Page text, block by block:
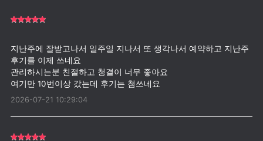
지난주에 잘받고나서 일주일 지나서 또 생각나서 예약하고 지난주
후기를 이제 쓰네요
관리하시는분 친절하고 청결이 너무 좋아요
2026-07-21 10:29:04